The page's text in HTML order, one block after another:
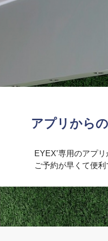
アプリから
EYEX’専用のアプ
ご予約が早くて便利